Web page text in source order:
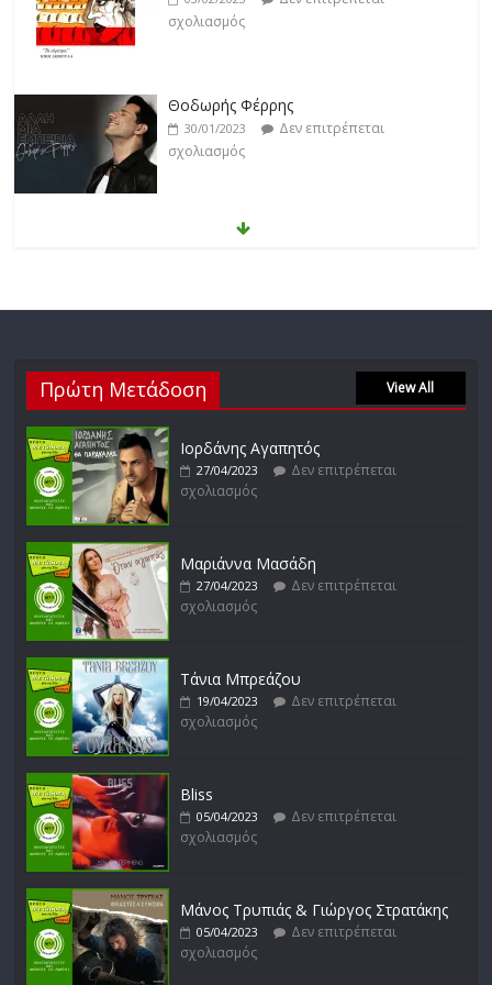
σχολιασμός
Θοδωρής Φέρρης
30/01/2023
Δεν επιτρέπεται
σχολιασμός
Νίκος Ζιώγαλας
17/02/2023
σχολιασμός
Μικρές Περιπλανήσεις
σχολιασμός
σχολιασμός
Πρώτη Μετάδοση View All
Ιορδάνης Αγαπητός
27/04/2023
Δεν επιτρέπεται
σχολιασμός
Μαριάννα Μασάδη
27/04/2023
Δεν επιτρέπεται
σχολιασμός
Τάνια Μπρεάζου
19/04/2023
Δεν επιτρέπεται
σχολιασμός
Bliss
05/04/2023
Δεν επιτρέπεται
σχολιασμός
Μάνος Τρυπιάς & Γιώργος Στρατάκης
05/04/2023
Δεν επιτρέπεται
σχολιασμός